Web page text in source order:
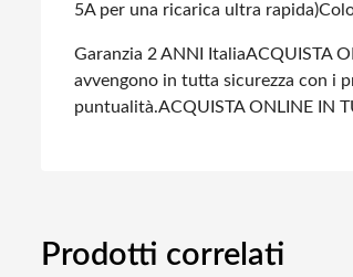
5A per una ricarica ultra rapida)
Garanzia 2 ANNI ItaliaACQUISTA
avvengono in tutta sicurezza con i
puntualità.ACQUISTA ONLINE IN
Prodotti correlati